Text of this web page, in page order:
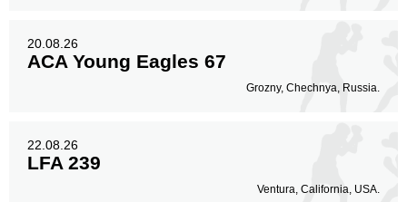
20.08.26
ACA Young Eagles 67
Grozny, Chechnya, Russia.
22.08.26
LFA 239
Ventura, California, USA.